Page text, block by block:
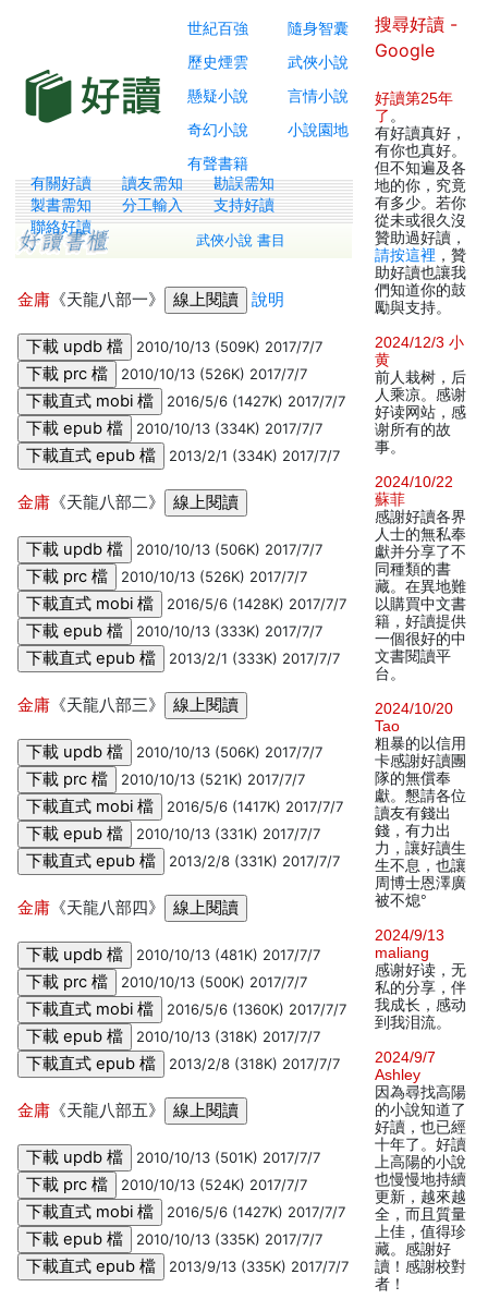
世紀百強
隨身智囊
歷史煙雲
武俠小說
懸疑小說
言情小說
奇幻小說
小說園地
有聲書籍
有關好讀 讀友需知
勘誤需知
製書需知
分工輸入
支持好讀
聯絡好讀
武俠小說 書目
金庸 《天龍八部一》 說明
2010/10/13 (509K) 2017/7/7
2010/10/13 (526K) 2017/7/7
2016/5/6 (1427K) 2017/7/7
2010/10/13 (334K) 2017/7/7
2013/2/1 (334K) 2017/7/7
金庸 《天龍八部二》
2010/10/13 (506K) 2017/7/7
2010/10/13 (526K) 2017/7/7
2016/5/6 (1428K) 2017/7/7
2010/10/13 (333K) 2017/7/7
2013/2/1 (333K) 2017/7/7
金庸 《天龍八部三》
2010/10/13 (506K) 2017/7/7
2010/10/13 (521K) 2017/7/7
2016/5/6 (1417K) 2017/7/7
2010/10/13 (331K) 2017/7/7
2013/2/8 (331K) 2017/7/7
金庸 《天龍八部四》
2010/10/13 (481K) 2017/7/7
2010/10/13 (500K) 2017/7/7
2016/5/6 (1360K) 2017/7/7
2010/10/13 (318K) 2017/7/7
2013/2/8 (318K) 2017/7/7
金庸 《天龍八部五》
2010/10/13 (501K) 2017/7/7
2010/10/13 (524K) 2017/7/7
2016/5/6 (1427K) 2017/7/7
2010/10/13 (335K) 2017/7/7
2013/9/13 (335K) 2017/7/7
搜尋好讀 -
Google
好讀第25年
了 。
有好讀真好，
有你也真好。
但不知遍及各
地的你，究竟
有多少。若你
從未或很久沒
贊助過好讀，
請按這裡 ，贊
助好讀也讓我
們知道你的鼓
勵與支持。
2024/12/3 小
黄
前人栽树，后
人乘凉。感谢
好读网站，感
谢所有的故
事。
2024/10/22
蘇菲
感謝好讀各界
人士的無私奉
獻并分享了不
同種類的書
藏。在異地難
以購買中文書
籍，好讀提供
一個很好的中
文書閱讀平
台。
2024/10/20
Tao
粗暴的以信用
卡感謝好讀團
隊的無償奉
獻。懇請各位
讀友有錢出
錢，有力出
力，讓好讀生
生不息，也讓
周博士恩澤廣
被不熄°
2024/9/13
maliang
感谢好读，无
私的分享，伴
我成长，感动
到我泪流。
2024/9/7
Ashley
因為尋找高陽
的小說知道了
好讀，也已經
十年了。好讀
上高陽的小說
也慢慢地持續
更新，越來越
全，而且質量
上佳，值得珍
藏。感謝好
讀！感謝校對
者！